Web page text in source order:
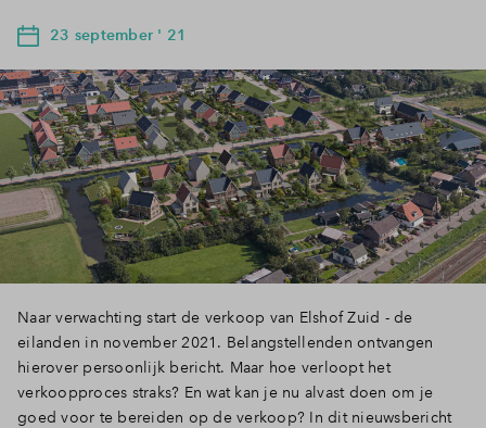
23 september ' 21
Naar verwachting start de verkoop van Elshof Zuid - de
eilanden in november 2021. Belangstellenden ontvangen
hierover persoonlijk bericht. Maar hoe verloopt het
verkoopproces straks? En wat kan je nu alvast doen om je
goed voor te bereiden op de verkoop? In dit nieuwsbericht